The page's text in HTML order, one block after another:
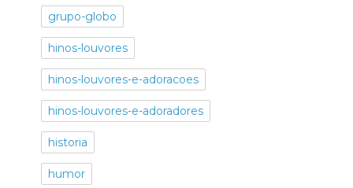
grupo-globo
hinos-louvores
hinos-louvores-e-adoracoes
hinos-louvores-e-adoradores
historia
humor